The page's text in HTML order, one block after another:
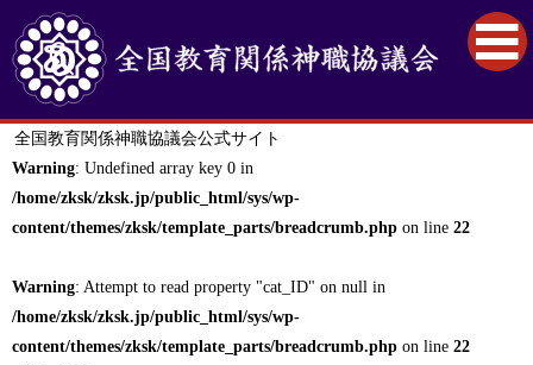
全国教育関係神職協議会公式サイト
Warning: Undefined array key 0 in
/home/zksk/zksk.jp/public_html/sys/wp-
content/themes/zksk/template_parts/breadcrumb.php on line 22
Warning: Attempt to read property "cat_ID" on null in
/home/zksk/zksk.jp/public_html/sys/wp-
content/themes/zksk/template_parts/breadcrumb.php on line 22